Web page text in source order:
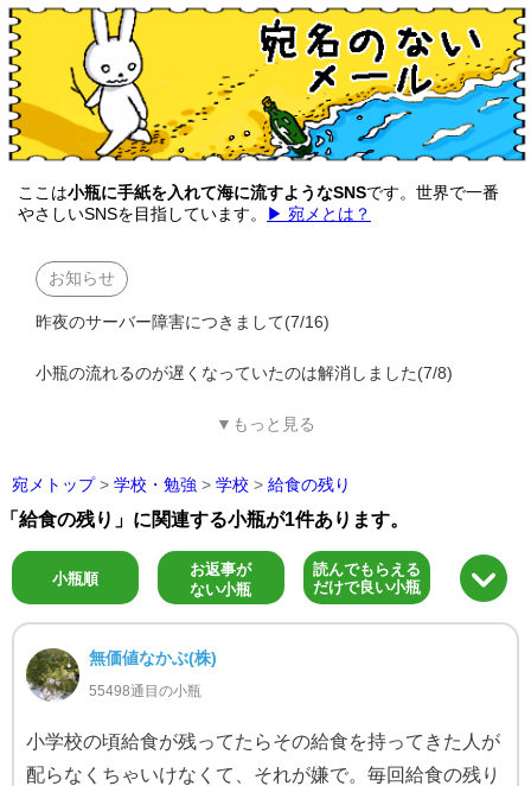
ここは小瓶に手紙を入れて海に流すようなSNSです。世界で一番
やさしいSNSを目指しています。
▶ 宛メとは？
お知らせ
昨夜のサーバー障害につきまして(7/16)
小瓶の流れるのが遅くなっていたのは解消しました(7/8)
▼もっと見る
宛メトップ > 学校・勉強 > 学校 > 給食の残り
「給食の残り」に関連する小瓶が1件あります。
小瓶順
お返事が
ない小瓶
読んでもらえる
だけで良い小瓶
無価値なかぶ(株)
55498通目の小瓶
小学校の頃給食が残ってたらその給食を持ってきた人が
配らなくちゃいけなくて、それが嫌で。毎回給食の残り